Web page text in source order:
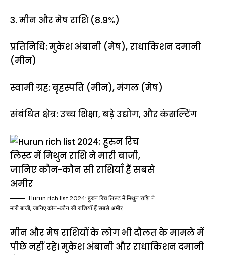
3. मीन और मेष राशि (8.9%)
प्रतिनिधि: मुकेश अंबानी (मेष), राधाकिशन दमानी
(मीन)
स्वामी ग्रह: बृहस्पति (मीन), मंगल (मेष)
संबंधित क्षेत्र: उच्च शिक्षा, बड़े उद्योग, और कंसल्टिंग
Hurun rich list 2024: हुरुन रिच लिस्ट में मिथुन राशि ने
मारी बाजी, जानिए कौन-कौन सी राशियाँ हैं सबसे अमीर
मीन और मेष राशियों के लोग भी दौलत के मामले में
पीछे नहीं रहे। मुकेश अंबानी और राधाकिशन दमानी